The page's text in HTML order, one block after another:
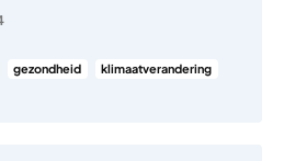
gezondheid
klimaatverandering